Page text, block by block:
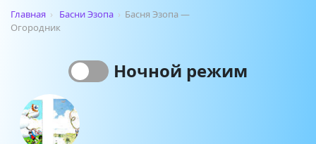
Главная › Басни Эзопа › Басня Эзопа —
Огородник
Ночной режим